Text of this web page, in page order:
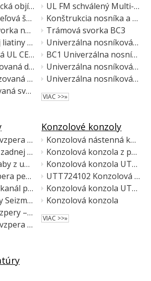
Požiarna seizmická objímka z uhlíkovej ocele UL CE
Pozinkovaná oceľová štandardná sedlová objímka
Rýchla bočná svorka na potrubie typu U schválená UL FM
QT450 z tvárnej liatiny Bočná svorka typu U UL CE
Dvoj materiálová UL CE seizmická objímka na potrubie
Elektrogalvanizovaná dvojdielna objímka na montáž na potrubie
Elektro-galvanizovaná lámacia skrutková závesná svorka
UL FM pozinkovaná svorka na vertikálnu stúpačku
UL FM schválený Multi-Spec Beam Structural Connector
Konštrukcia nosníka a väznice s certifikáciou UL FM
Trámová svorka BC3
Univerzálna nosníková svorka BC2 pre bezpečné konštrukčné upevnenie
BC1 Univerzálna nosníková svorka
Univerzálna nosníková svorka BC3
Univerzálna nosníková svorka BC4
VIAC >>»
Rozchod zadná vzpera pevná a štrbinová
Zvárané kanály zadnej vzpery
Pozinkované žľaby z uhlíkovej ocele
Rozchodová vzpera pevná a štrbinová
Rozchod Zadný kanál podpory vzpery Pevný a štrbinový
UTT Heavy Duty Seizmický rozchodový kanál vzpery (pevný a �plotám
Kanál meracej vzpery – pevný a štrbinový, žiarovo pozinkovaná oceľ, pre seizmické vystuženie a elektrickú podporu
Rozchod zadná vzpera pevná a štrbinová
Konzolové konzoly
Konzolová nástenná konzola z pozinkovanej ocele
Konzolová konzola z pozinkovanej uhlíkovej ocele
Konzolová konzola UTT7241D
UTT724102 Konzolová konzola
Konzolová konzola UTT7241B
Konzolová konzola
VIAC >>»